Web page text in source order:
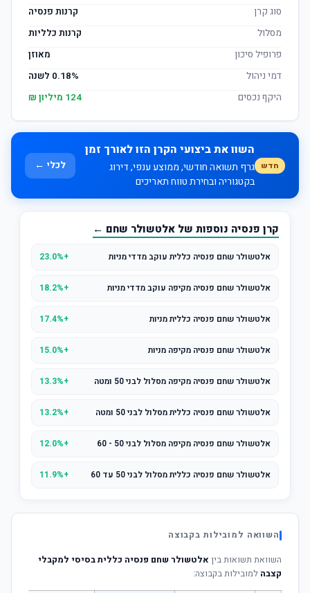
סוג קרן
קרנות פנסיה
מסלול
קרנות כלליות
פרופיל סיכון
מאוזן
דמי ניהול
0.18% לשנה
היקף נכסים
124 מיליון ₪
חדש
השוו את ביצועי הקרן הזו לאורך זמן
גרף תשואה חודשי, ממוצע ענפי, דירוג
בקטגוריה ובחירת טווח תאריכים
לכלי ←
קרן פנסיה נוספות של אלטשולר שחם ←
אלטשולר שחם פנסיה כללית עוקב מדדי מניות +23.0%
אלטשולר שחם פנסיה מקיפה עוקב מדדי מניות +18.2%
אלטשולר שחם פנסיה כללית מניות +17.4%
אלטשולר שחם פנסיה מקיפה מניות +15.0%
אלטשולר שחם פנסיה מקיפה מסלול לבני 50 ומטה +13.3%
אלטשולר שחם פנסיה כללית מסלול לבני 50 ומטה +13.2%
אלטשולר שחם פנסיה מקיפה מסלול לבני 50 - 60 +12.0%
אלטשולר שחם פנסיה כללית מסלול לבני 50 עד 60 +11.9%
השוואה למובילות בקבוצה
השוואת תשואות בין אלטשולר שחם פנסיה כללית בסיסי למקבלי
קצבה למובילות בקבוצה: